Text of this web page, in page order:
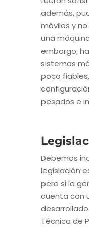
además,
móviles y
una
embargo,
sistemas
poco
pesados e
Debemos
legislación
pero si la
cuenta con
Técnica de